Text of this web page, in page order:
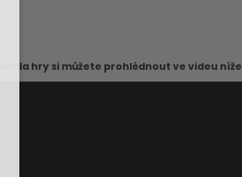
hry si můžete prohlédnout ve videu níže